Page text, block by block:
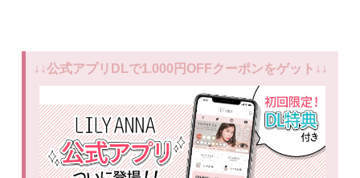
↓↓公式アプリDLで1.000円OFFクーポンをゲット↓↓